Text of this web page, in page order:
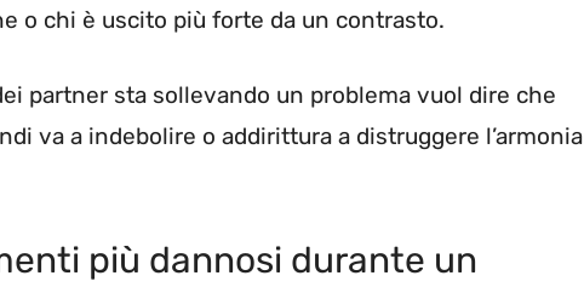
o chi è uscito più forte da un contrasto.
partner sta sollevando un problema vuol dire che
va a indebolire o addirittura a distruggere l’armonia
più dannosi durante un